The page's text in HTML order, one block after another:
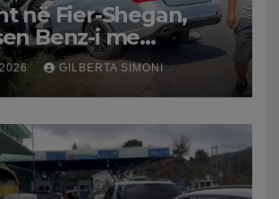
në Fier-Shegan,
Benz-i me
plagoset një i
GILBERTA SIMONI